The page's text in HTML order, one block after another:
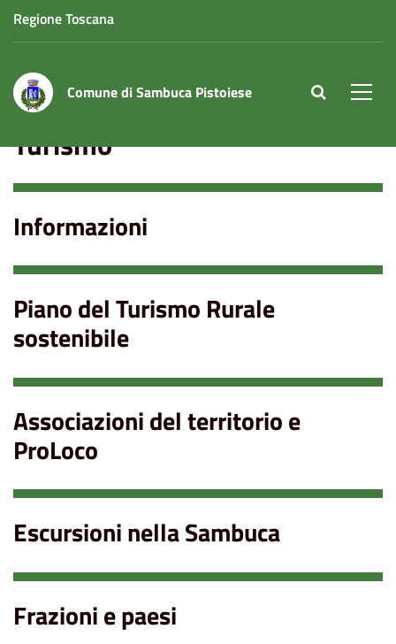
Regione Toscana
Comune di Sambuca Pistoiese site.searc
Turismo
Informazioni
Piano del Turismo Rurale
sostenibile
Associazioni del territorio e
ProLoco
Escursioni nella Sambuca
Frazioni e paesi